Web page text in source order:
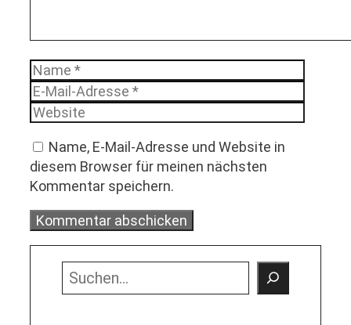
Name
Name, E-Mail-Adresse und Website in
diesem Browser für meinen nächsten
Kommentar speichern.
Suchen